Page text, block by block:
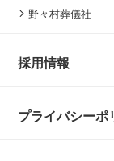
野々村葬儀社
採用情報
プライバシーポ